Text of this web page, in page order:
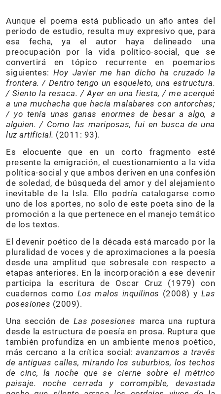
Aunque el poema está publicado un año antes del
periodo de estudio, resulta muy expresivo que, para
esa fecha, ya el autor haya delineado una
preocupación por la vida político-social, que se
convertirá en tópico recurrente en poemarios
siguientes: Hoy Javier me han dicho ha cruzado la
frontera. / Dentro tengo un esqueleto, una estructura.
/ Siento la resaca. / Ayer en una fiesta, / me acerqué
a una muchacha que hacía malabares con antorchas;
/ yo tenía unas ganas enormes de besar a algo, a
alguien. / Como las mariposas, fui en busca de una
luz artificial. (2011: 93).
Es elocuente que en un corto fragmento esté
presente la emigración, el cuestionamiento a la vida
política-social y que ambos deriven en una confesión
de soledad, de búsqueda del amor y del alejamiento
inevitable de la Isla. Ello podría catalogarse como
uno de los aportes, no solo de este poeta sino de la
promoción a la que pertenece en el manejo temático
de los textos.
El devenir poético de la década está marcado por la
pluralidad de voces y de aproximaciones a la poesía
desde una amplitud que sobresale con respecto a
etapas anteriores. En la incorporación a ese devenir
participa la escritura de Oscar Cruz (1979) con
cuadernos como Los malos inquilinos (2008) y Las
posesiones (2009).
Una sección de Las posesiones marca una ruptura
desde la estructura de poesía en prosa. Ruptura que
también profundiza en un ambiente menos poético,
más cercano a la crítica social:avanzamos a través
de antiguas calles, mirando los suburbios, los techos
de cinc, la noche que se cierne sobre el métrico
paisaje. noche cerrada y corrompible, devastada